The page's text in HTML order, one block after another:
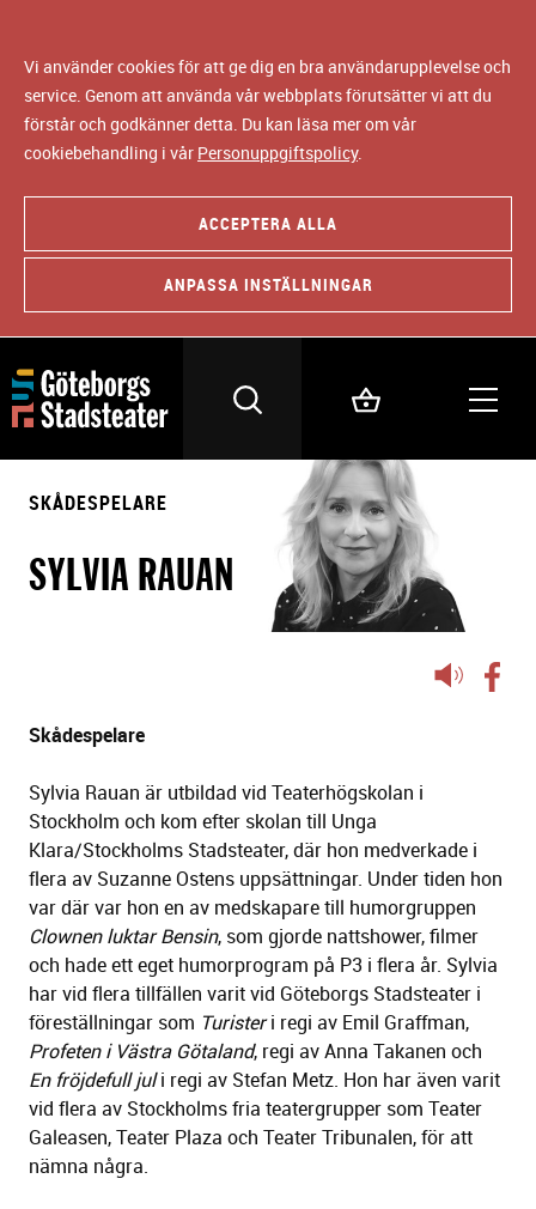
Vi använder cookies för att ge dig en bra användarupplevelse och
service. Genom att använda vår webbplats förutsätter vi att du
förstår och godkänner detta. Du kan läsa mer om vår
cookiebehandling i vår Personuppgiftspolicy.
ACCEPTERA ALLA
ANPASSA INSTÄLLNINGAR
SKÅDESPELARE
SYLVIA RAUAN
Lyssna
Skådespelare
Sylvia Rauan är utbildad vid Teaterhögskolan i
Stockholm och kom efter skolan till Unga
Klara/Stockholms Stadsteater, där hon medverkade i
flera av Suzanne Ostens uppsättningar. Under tiden hon
var där var hon en av medskapare till humorgruppen
Clownen luktar Bensin, som gjorde nattshower, filmer
och hade ett eget humorprogram på P3 i flera år. Sylvia
har vid flera tillfällen varit vid Göteborgs Stadsteater i
föreställningar som Turisteri regi av Emil Graffman,
Profeten i Västra Götaland, regi av Anna Takanen och
En fröjdefull juli regi av Stefan Metz. Hon har även varit
vid flera av Stockholms fria teatergrupper som Teater
Galeasen, Teater Plaza och Teater Tribunalen, för att
nämna några.